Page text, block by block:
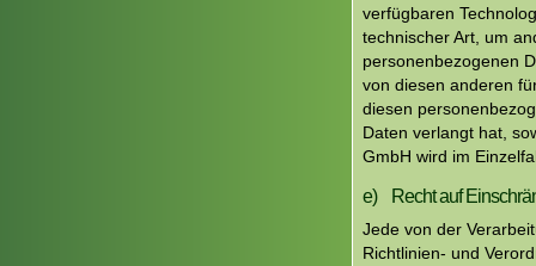
verfügbaren
technischer Art, um
personenbezogenen
von diesen anderen
diesen
Daten verlangt hat,
GmbH wird im
e) Recht auf
Jede von der
Richtlinien- und